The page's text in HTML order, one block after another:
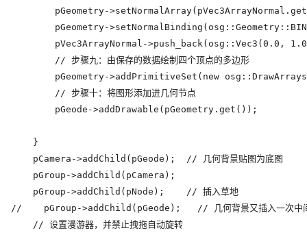
pGeometry-
pGeometry-
pVec3ArrayNormal->push_back(osg::Vec3(0.0,
        // 步骤九：由保存的数据绘制四个顶点的多边形
pGeometry->addPrimitiveSet(new
        // 步骤十：将图形添加进几何节点
        pGeode->addDrawable(pGeometry.get());
    }
    pCamera->addChild(pGeode);  // 几何背景贴图为底图
    pGroup->addChild(pCamera);
    pGroup->addChild(pNode);    // 插入草地
//    pGroup->addChild(pGeode);   // 几何背景又插入一次中间
    // 设置漫游器，并禁止拽拖自动旋转